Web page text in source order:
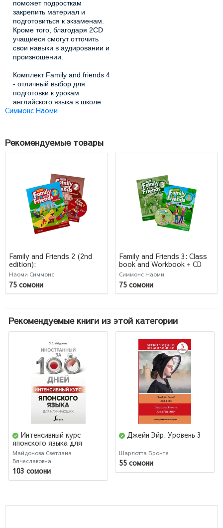
поможет подросткам
закрепить материал и
подготовиться к экзаменам.
Кроме того, благодаря 2CD
учащиеся смогут отточить
свои навыки в аудировании и
произношении.
Комплект Family and friends 4
- отличный выбор для
подготовки к урокам
английского языка в школе
или дома. Приобретите его
качественное образование и
развитие!
Симмонс Наоми
Рекомендуемые товары
Family and Friends 2 (2nd
edition):
Учебник+Тетрадь+CD
Наоми Симмонс
75 сомони
Family and Friends 3: Class
book and Workbook + CD
Симмонс Наоми
75 сомони
Рекомендуемые книги из этой категории
Интенсивный курс
японского языка для
начинающих
Майдонова Светлана
Вячеславовна
103 сомони
Джейн Эйр. Уровень 3
Шарлотта Бронте
55 сомони